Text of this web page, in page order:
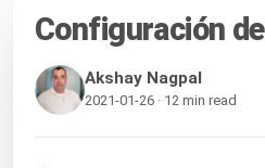
Configuración
Akshay Nagpal
2021-01-26 · 12 min read